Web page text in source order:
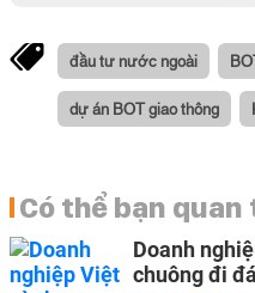
đầu tư nước ngoài
dự án BOT giao thông
Có thể bạn quan
Doanh
chuông đi